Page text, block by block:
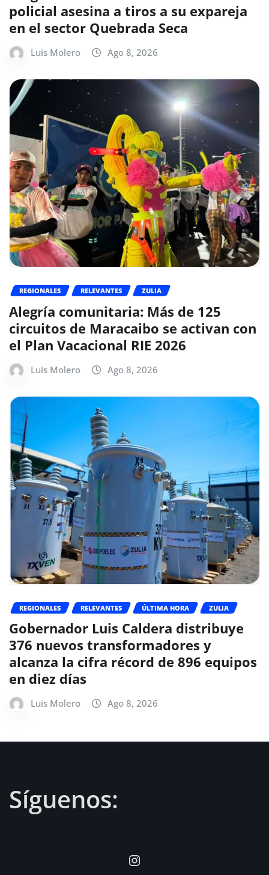
policial asesina a tiros a su expareja
en el sector Quebrada Seca
Luis Molero Ago 8, 2026
REGIONALES RELEVANTES ZULIA
Alegría comunitaria: Más de 125
circuitos de Maracaibo se activan con
el Plan Vacacional RIE 2026
Luis Molero Ago 8, 2026
REGIONALES RELEVANTES ÚLTIMA HORA ZULIA
Gobernador Luis Caldera distribuye
376 nuevos transformadores y
alcanza la cifra récord de 896 equipos
en diez días
Luis Molero Ago 8, 2026
Síguenos:
Instagram